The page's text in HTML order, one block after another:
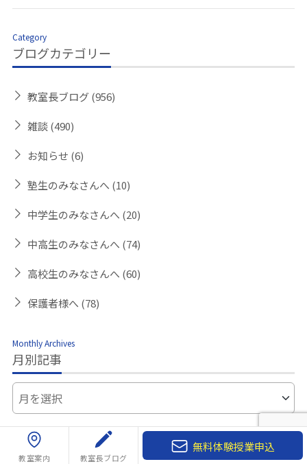
Category
ブログカテゴリー
教室長ブログ(956)
雑談(490)
お知らせ (6)
塾生のみなさんへ (10)
中学生のみなさんへ (20)
中高生のみなさんへ (74)
高校生のみなさんへ (60)
保護者様へ (78)
Monthly Archives
月別記事
教室案内 教室長ブログ
無料体験授業申込